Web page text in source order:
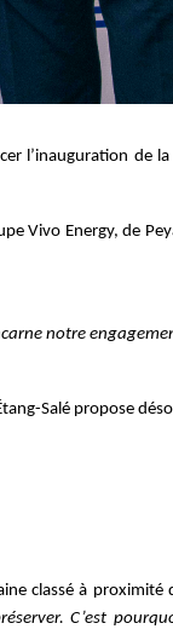
l’inauguration de
Vivo Energy, de
notre
Salé propose
classé à
C’est